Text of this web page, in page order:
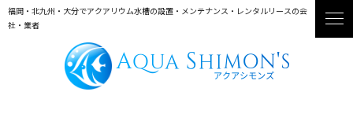
福岡・北九州・大分でアクアリウム水槽の設置・メンテナンス・レンタルリースの会
社・業者